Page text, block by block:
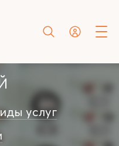
услуг